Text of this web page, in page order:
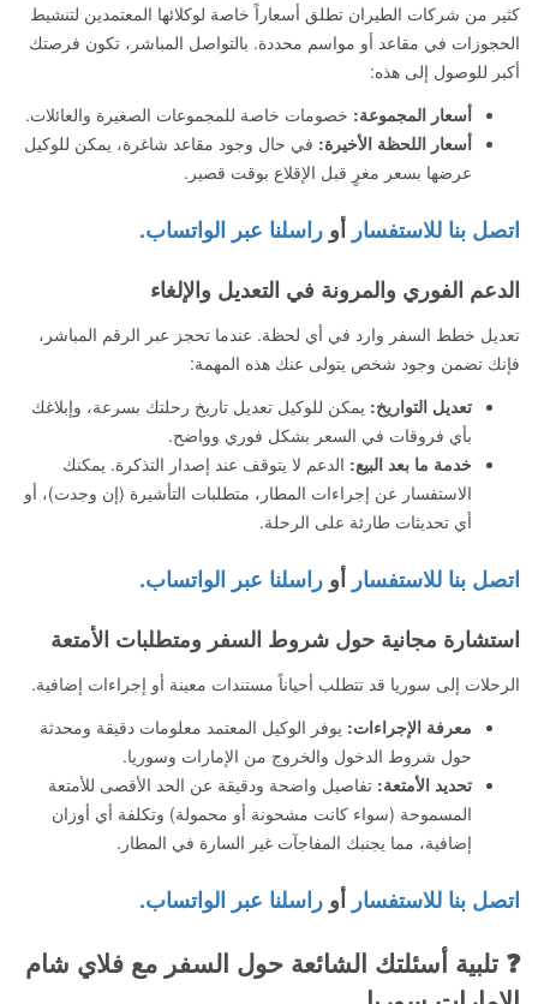
كثير من شركات الطيران تطلق أسعاراً خاصة لوكلائها المعتمدين لتنشيط
الحجوزات في مقاعد أو مواسم محددة. بالتواصل المباشر، تكون فرصتك
أكبر للوصول إلى هذه:
أسعار المجموعة: خصومات خاصة للمجموعات الصغيرة والعائلات.
أسعار اللحظة الأخيرة: في حال وجود مقاعد شاغرة، يمكن للوكيل
عرضها بسعر مغرٍ قبل الإقلاع بوقت قصير.
اتصل بنا للاستفسار أو راسلنا عبر الواتساب.
الدعم الفوري والمرونة في التعديل والإلغاء
تعديل خطط السفر وارد في أي لحظة. عندما تحجز عبر الرقم المباشر،
فإنك تضمن وجود شخص يتولى عنك هذه المهمة:
تعديل التواريخ: يمكن للوكيل تعديل تاريخ رحلتك بسرعة، وإبلاغك
بأي فروقات في السعر بشكل فوري وواضح.
خدمة ما بعد البيع: الدعم لا يتوقف عند إصدار التذكرة. يمكنك
الاستفسار عن إجراءات المطار، متطلبات التأشيرة (إن وجدت)، أو
أي تحديثات طارئة على الرحلة.
اتصل بنا للاستفسار أو راسلنا عبر الواتساب.
استشارة مجانية حول شروط السفر ومتطلبات الأمتعة
الرحلات إلى سوريا قد تتطلب أحياناً مستندات معينة أو إجراءات إضافية.
معرفة الإجراءات: يوفر الوكيل المعتمد معلومات دقيقة ومحدثة
حول شروط الدخول والخروج من الإمارات وسوريا.
تحديد الأمتعة: تفاصيل واضحة ودقيقة عن الحد الأقصى للأمتعة
المسموحة (سواء كانت مشحونة أو محمولة) وتكلفة أي أوزان
إضافية، مما يجنبك المفاجآت غير السارة في المطار.
اتصل بنا للاستفسار أو راسلنا عبر الواتساب.
❓ تلبية أسئلتك الشائعة حول السفر مع فلاي شام